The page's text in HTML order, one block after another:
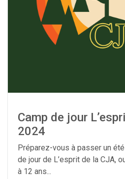
Camp de jour
2024
Préparez-vous à passer un
de jour de L’esprit de la CJA,
à 12 ans...